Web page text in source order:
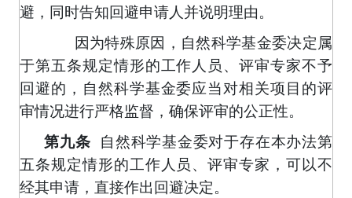
避，同时告知回避申请人并说明理由。
因为特殊原因，自然科学基金委决定属
于第五条规定情形的工作人员、评审专家不予
回避的，自然科学基金委应当对相关项目的评
审情况进行严格监督，确保评审的公正性。
第九条 自然科学基金委对于存在本办法第
五条规定情形的工作人员、评审专家，可以不
经其申请，直接作出回避决定。